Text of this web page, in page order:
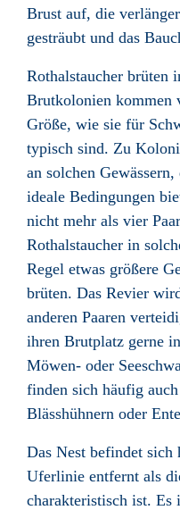
Brust auf, die
gesträubt und das
Rothalstaucher brüten
Brutkolonien kommen
Größe, wie sie für
typisch sind. Zu
an solchen
ideale Bedingungen
nicht mehr als vier
Rothalstaucher in
Regel etwas größere
brüten. Das Revier
anderen Paaren
ihren Brutplatz gerne
Möwen- oder
finden sich häufig
Blässhühnern oder
Das Nest befindet
Uferlinie entfernt als
charakteristisch ist. Es